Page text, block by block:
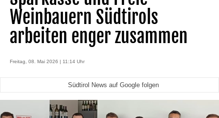
Weinbauern Südtirols
arbeiten enger zusammen
Freitag, 08. Mai 2026 | 11:14 Uhr
Südtirol News auf Google folgen